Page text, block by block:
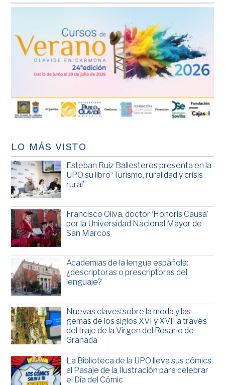
LO MÁS VISTO
Esteban Ruiz Ballesteros presenta en la
UPO su libro ‘Turismo, ruralidad y crisis
rural’
Francisco Oliva, doctor ‘Honoris Causa’
por la Universidad Nacional Mayor de
San Marcos
Academias de la lengua española:
¿descriptoras o prescriptoras del
lenguaje?
Nuevas claves sobre la moda y las
gemas de los siglos XVI y XVII a través
del traje de la Virgen del Rosario de
Granada
La Biblioteca de la UPO lleva sus cómics
al Pasaje de la Ilustración para celebrar
el Día del Cómic